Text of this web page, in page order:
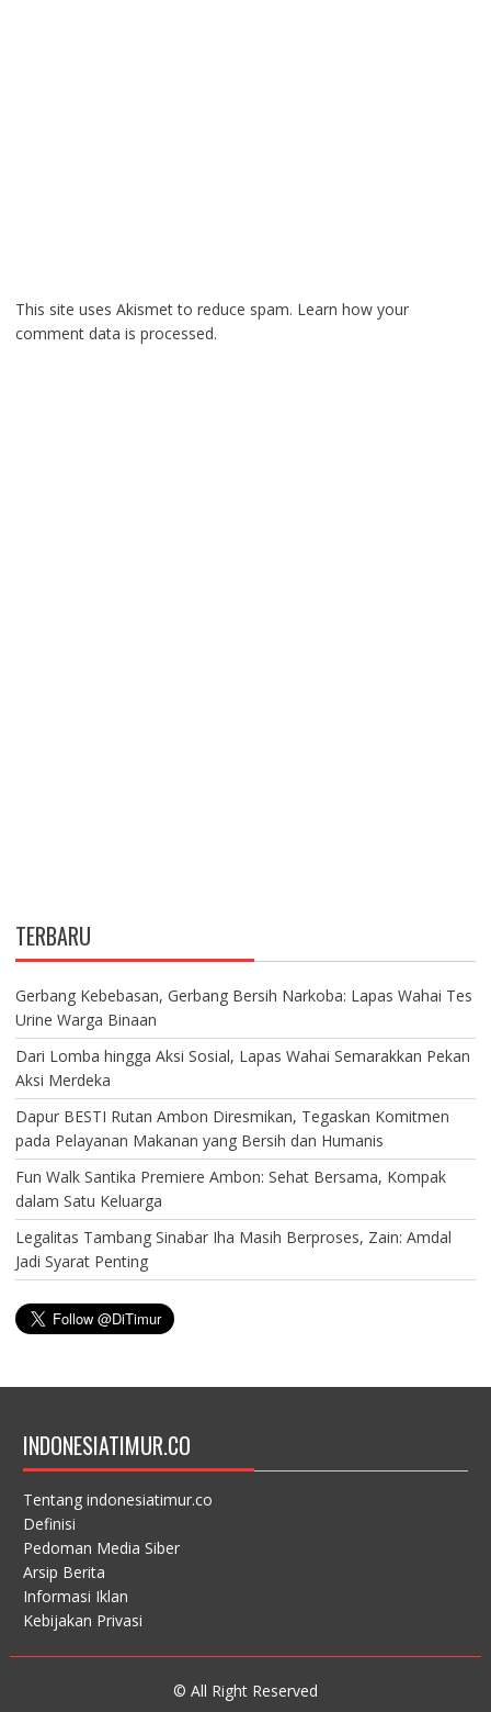
This site uses Akismet to reduce spam. Learn how your
comment data is processed.
TERBARU
Gerbang Kebebasan, Gerbang Bersih Narkoba: Lapas Wahai Tes
Urine Warga Binaan
Dari Lomba hingga Aksi Sosial, Lapas Wahai Semarakkan Pekan
Aksi Merdeka
Dapur BESTI Rutan Ambon Diresmikan, Tegaskan Komitmen
pada Pelayanan Makanan yang Bersih dan Humanis
Fun Walk Santika Premiere Ambon: Sehat Bersama, Kompak
dalam Satu Keluarga
Legalitas Tambang Sinabar Iha Masih Berproses, Zain: Amdal
Jadi Syarat Penting
INDONESIATIMUR.CO
Tentang indonesiatimur.co
Definisi
Pedoman Media Siber
Arsip Berita
Informasi Iklan
Kebijakan Privasi
© All Right Reserved